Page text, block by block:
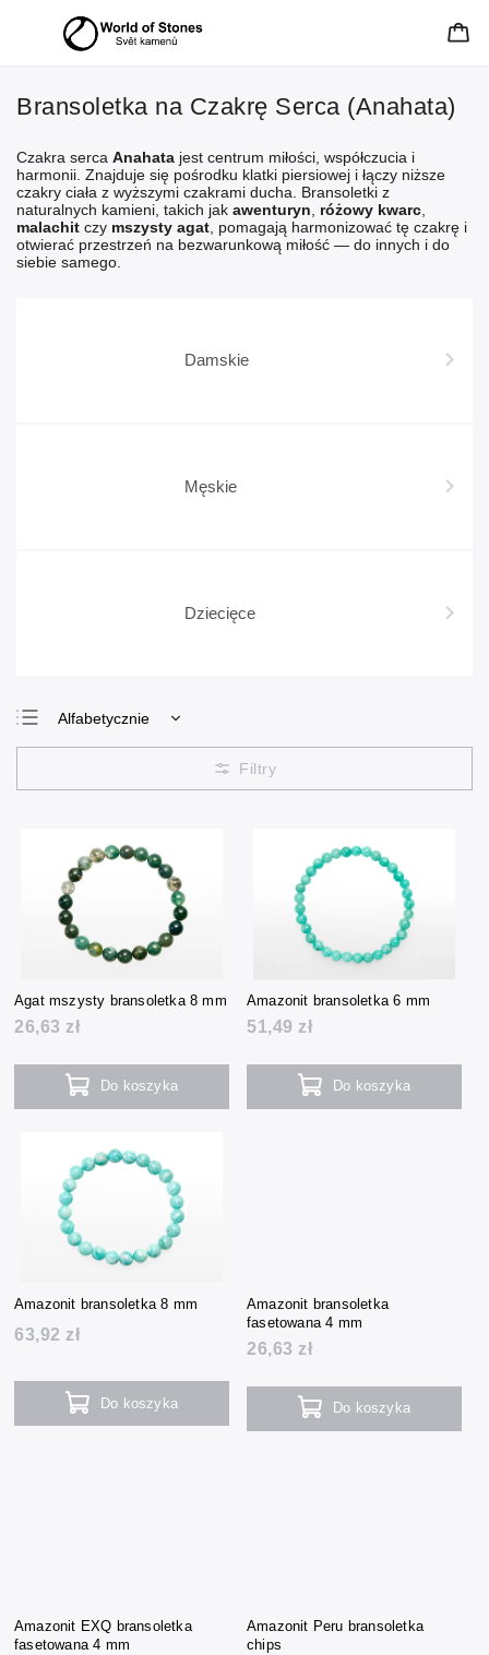
Bransoletka na Czakrę Serca (Anahata)
Czakra serca Anahata jest centrum miłości, współczucia i
harmonii. Znajduje się pośrodku klatki piersiowej i łączy niższe
czakry ciała z wyższymi czakrami ducha. Bransoletki z
naturalnych kamieni, takich jak awenturyn różowy kwarc
malachit czy mszysty agat , pomagają harmonizować tę czakrę i
otwierać przestrzeń na bezwarunkową miłość — do innych i do
siebie samego.
Damskie
Męskie
Dziecięce
Alfabetycznie
Najtańsze
Najdroższe
Agat mszysty bransoletka 8 mm
26,63 zł
Do koszyka
Amazonit bransoletka 6 mm
51,49 zł
Do koszyka
Amazonit bransoletka 8 mm
63,92 zł
Do koszyka
Amazonit bransoletka
fasetowana 4 mm
26,63 zł
Do koszyka
Amazonit EXQ bransoletka
fasetowana 4 mm
Amazonit Peru bransoletka
chips